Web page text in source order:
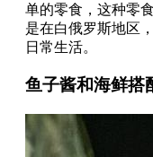
单的零食，这种零
是在白俄罗斯地区
日常生活。
鱼子酱和海鲜搭